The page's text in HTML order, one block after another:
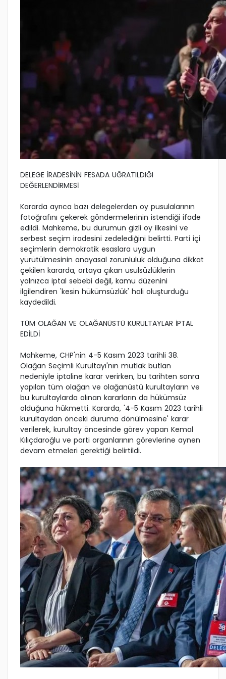
DELEGE İRADESİNİN FESADA UĞRATILDIĞI
DEĞERLENDİRMESİ
Kararda ayrıca bazı delegelerden oy pusulalarının
fotoğrafını çekerek göndermelerinin istendiği ifade
edildi. Mahkeme, bu durumun gizli oy ilkesini ve
serbest seçim iradesini zedelediğini belirtti. Parti içi
seçimlerin demokratik esaslara uygun
yürütülmesinin anayasal zorunluluk olduğuna dikkat
çekilen kararda, ortaya çıkan usulsüzlüklerin
yalnızca iptal sebebi değil, kamu düzenini
ilgilendiren 'kesin hükümsüzlük' hali oluşturduğu
kaydedildi.
TÜM OLAĞAN VE OLAĞANÜSTÜ KURULTAYLAR İPTAL
EDİLDİ
Mahkeme, CHP'nin 4-5 Kasım 2023 tarihli 38.
Olağan Seçimli Kurultayı'nın mutlak butlan
nedeniyle iptaline karar verirken, bu tarihten sonra
yapılan tüm olağan ve olağanüstü kurultayların ve
bu kurultaylarda alınan kararların da hükümsüz
olduğuna hükmetti. Kararda, '4-5 Kasım 2023 tarihli
kurultaydan önceki duruma dönülmesine' karar
verilerek, kurultay öncesinde görev yapan Kemal
Kılıçdaroğlu ve parti organlarının görevlerine aynen
devam etmeleri gerektiği belirtildi.